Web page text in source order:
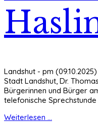
Landshut - pm
Stadt Landshut, Dr.
Bürgerinnen und Bürger
telefonische Sprechstunde
Weiterlesen ...